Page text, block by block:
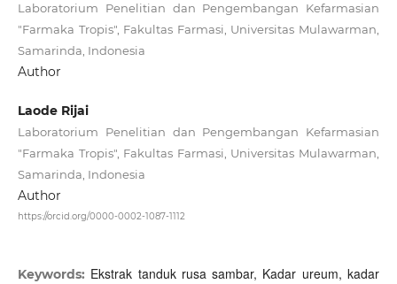
Laboratorium Penelitian dan Pengembangan Kefarmasian
"Farmaka Tropis", Fakultas Farmasi, Universitas Mulawarman,
Samarinda, Indonesia
Author
Laode Rijai
Laboratorium Penelitian dan Pengembangan Kefarmasian
"Farmaka Tropis", Fakultas Farmasi, Universitas Mulawarman,
Samarinda, Indonesia
Author
https://orcid.org/0000-0002-1087-1112
Keywords: Ekstrak tanduk rusa sambar, Kadar ureum, kadar